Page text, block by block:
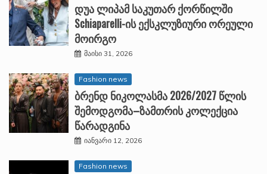
დუა ლიპამ საკუთარ ქორწილში
Schiaparelli-ის ექსკლუზიური ორეული
მოირგო
მაისი 31, 2026
Fashion news
ბრენდ ნიკოლასმა 2026/2027 წლის
შემოდგომა–ზამთრის კოლექცია
წარადგინა
იანვარი 12, 2026
Fashion news